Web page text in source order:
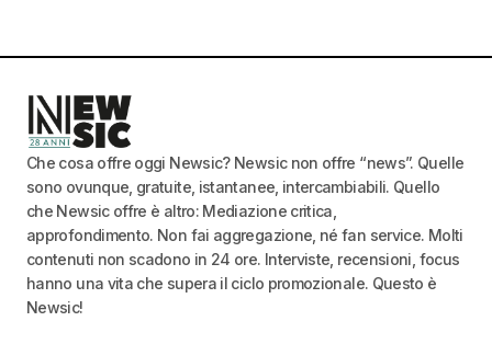
Che cosa offre oggi Newsic? Newsic non offre “news”. Quelle
sono ovunque, gratuite, istantanee, intercambiabili. Quello
che Newsic offre è altro: Mediazione critica,
approfondimento. Non fai aggregazione, né fan service. Molti
contenuti non scadono in 24 ore. Interviste, recensioni, focus
hanno una vita che supera il ciclo promozionale. Questo è
Newsic!